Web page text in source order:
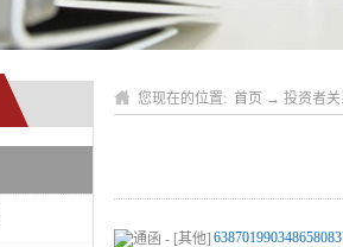
您现在的位置: 首页 → 投资者